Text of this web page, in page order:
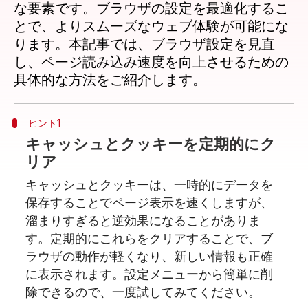
な要素です。ブラウザの設定を最適化するこ
とで、よりスムーズなウェブ体験が可能にな
ります。本記事では、ブラウザ設定を見直
し、ページ読み込み速度を向上させるための
ヒント1
キャッシュとクッキーを定期的にク
リア
キャッシュとクッキーは、一時的にデータを
保存することでページ表示を速くしますが、
溜まりすぎると逆効果になることがありま
す。定期的にこれらをクリアすることで、ブ
ラウザの動作が軽くなり、新しい情報も正確
に表示されます。設定メニューから簡単に削
除できるので、一度試してみてください。